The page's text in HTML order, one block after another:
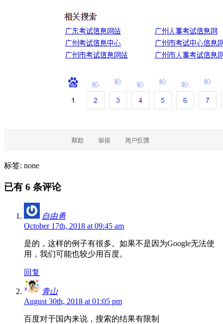
标签: none
已有 6 条评论
自由勇
October 17th, 2018 at 09:45 am
是的，这样的例子有很多。如果不是因为Google无法使
用，我们可能也较少用百度。
回复
青山
August 30th, 2018 at 01:05 pm
百度对于国内来说，搜索的结果有限制